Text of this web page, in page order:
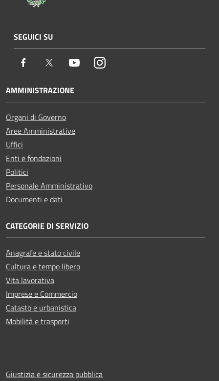
SEGUICI SU
Facebook Twitter YoutubeInstagram
AMMINISTRAZIONE
Organi di Governo
Aree Amministrative
Uffici
Enti e fondazioni
Politici
Personale Amministrativo
Documenti e dati
CATEGORIE DI SERVIZIO
Anagrafe e stato civile
Cultura e tempo libero
Vita lavorativa
Imprese e Commercio
Catasto e urbanistica
Mobilità e trasporti
Giustizia e sicurezza pubblica